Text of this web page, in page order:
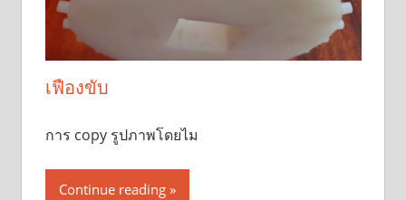
เฟืองขับ
การ copy รูปภาพโดยไม
Continue reading